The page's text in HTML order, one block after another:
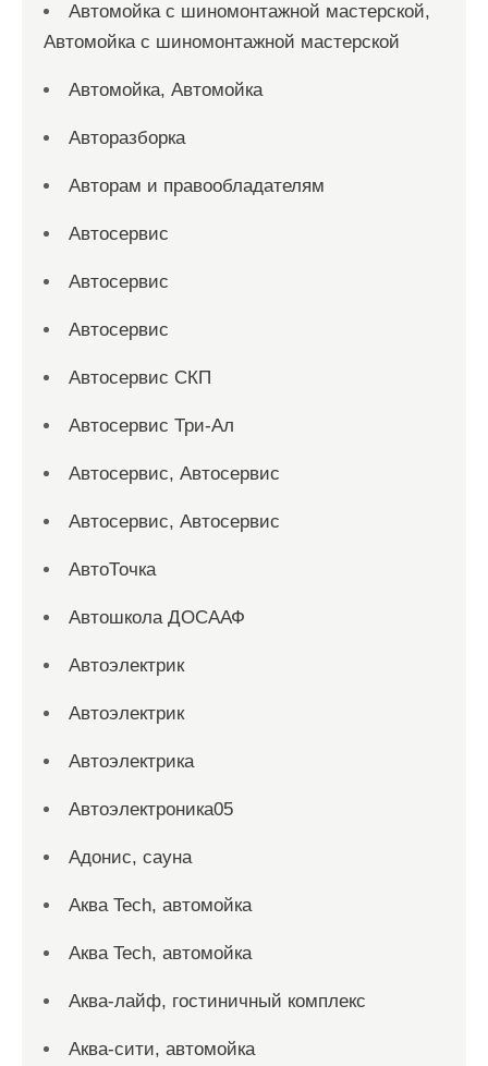
Автомойка с шиномонтажной мастерской,
Автомойка с шиномонтажной мастерской
Автомойка, Автомойка
Авторазборка
Авторам и правообладателям
Автосервис
Автосервис
Автосервис
Автосервис СКП
Автосервис Три-Ал
Автосервис, Автосервис
Автосервис, Автосервис
АвтоТочка
Автошкола ДОСААФ
Автоэлектрик
Автоэлектрик
Автоэлектрика
Автоэлектроника05
Адонис, сауна
Аква Tech, автомойка
Аква Tech, автомойка
Аква-лайф, гостиничный комплекс
Аква-сити, автомойка